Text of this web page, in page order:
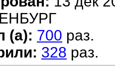
(а): 700 раз.
328 раз.